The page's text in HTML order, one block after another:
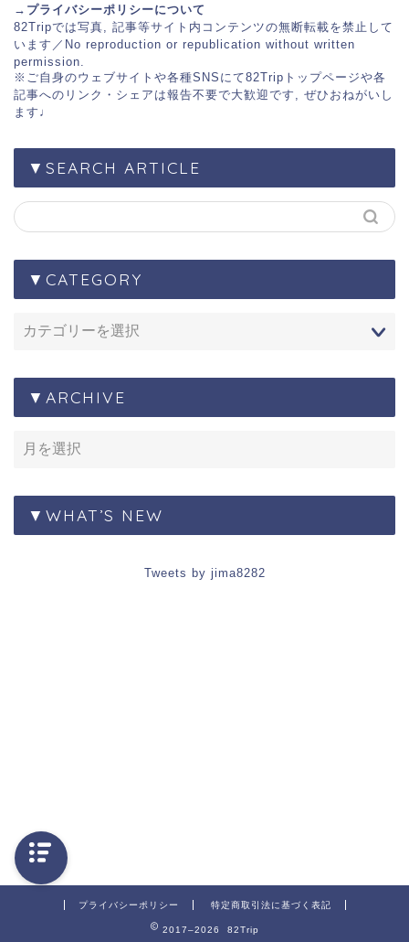
→プライバシーポリシーについて
82Tripでは写真, 記事等サイト内コンテンツの無断転載を禁止して
います／No reproduction or republication without written
permission.
※ご自身のウェブサイトや各種SNSにて82Tripトップページや各
記事へのリンク・シェアは報告不要で大歓迎です, ぜひおねがいし
ます♩
▼SEARCH ARTICLE
▼CATEGORY
▼ARCHIVE
▼WHAT’S NEW
Tweets by jima8282
プライバシーポリシー 特定商取引法に基づく表記
2017–2026 82Trip